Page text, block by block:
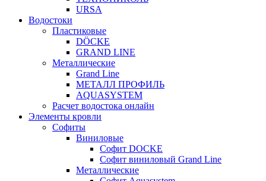
URSA
Водостоки
Пластиковые
DÖCKE
GRAND LINE
Металлические
Grand Line
МЕТАЛЛ ПРОФИЛЬ
AQUASYSTEM
Расчет водостока онлайн
Элементы кровли
Софиты
Виниловые
Софит DOCKE
Софит виниловый Grand Line
Металлические